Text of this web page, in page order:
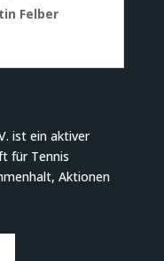
Felber
ist ein aktiver
für Tennis
Aktionen